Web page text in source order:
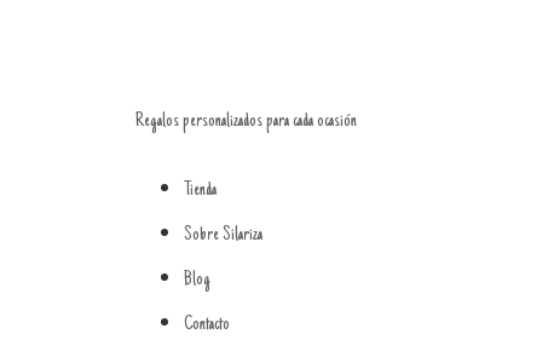
Regalos personalizados para cada ocasión
Tienda
Sobre Silariza
Blog
Contacto